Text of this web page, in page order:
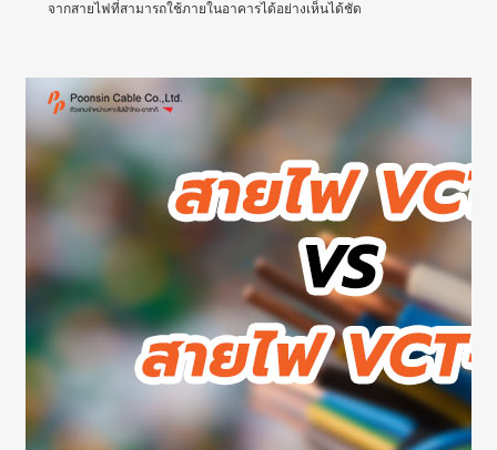
จากสายไฟที่สามารถใช้ภายในอาคารได้อย่างเห็นได้ชัด